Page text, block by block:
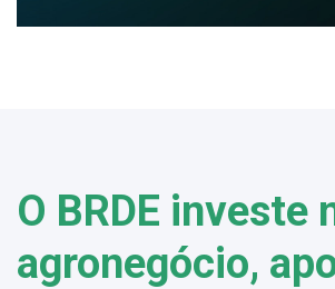
O BRDE investe
agronegócio,